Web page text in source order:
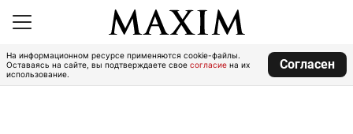
На информационном ресурсе применяются cookie-файлы.
Оставаясь на сайте, вы подтверждаете свое согласие на их
использование.
Согласен